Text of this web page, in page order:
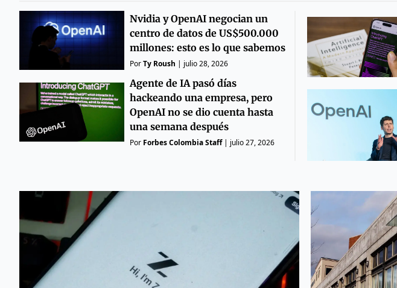
Nvidia y OpenAI negocian un
centro de datos de US$500.000
millones: esto es lo que sabemos
PorTy Roush | julio 28, 2026
Agente de IA pasó días
hackeando una empresa, pero
OpenAI no se dio cuenta hasta
una semana después
Por Forbes Colombia Staff| julio 27, 2026